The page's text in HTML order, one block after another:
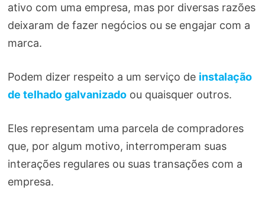
ativo com uma empresa, mas por diversas razões
deixaram de fazer negócios ou se engajar com a
marca.
Podem dizer respeito a um serviço de instalação
de telhado galvanizadoou quaisquer outros.
Eles representam uma parcela de compradores
que, por algum motivo, interromperam suas
interações regulares ou suas transações com a
empresa.